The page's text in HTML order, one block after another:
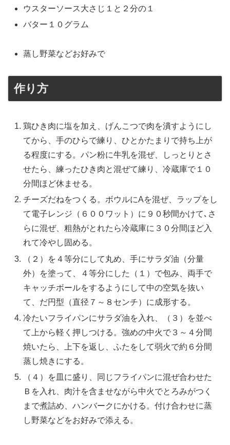
ウスターソース大さじ１と２分の１
バター１０グラム
蒸し野菜などお好みで
作り方
鶏ひき肉に塩を加え、げんこつで肉を潰すようにし
てから、手のひらで練り、ひとかたまりで持ち上が
る程度にする。パン粉に牛乳を混ぜ、しっとりとさ
せたら、練ったひき肉と混ぜて練り、冷蔵庫で１０
分間ほど休ませる。
チーズだねをつくる。ボウルにAを混ぜ、ラップをし
て電子レンジ（６００ワット）に９０秒間かけて､さ
らに混ぜ、粗熱がとれたら冷蔵庫に３０分間ほど入
れて冷やし固める。
（２）を４等分にして丸め、手にサラダ油（分量
外）を塗って、４等分にした（１）で包み、両手で
キャッチボールをするようにして中の空気を抜い
て、だ円型（直径７～８センチ）に成形する。
冷たいフライパンにサラダ油を入れ、（３）を並べ
て上から軽く押しつける。強めの中火で３～４分間
焼いたら、上下を返し、ふたをして弱火で約６分間
蒸し焼きにする。
（４）を皿に盛り、同じフライパンに混ぜ合わせた
Ｂを入れ、肉汁を含ませながら中火でとろみがつく
まで煮詰め、ハンバークにかける。付け合わせに蒸
し野菜などをお好みで添える。